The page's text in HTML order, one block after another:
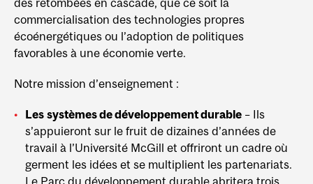
des retombées en cascade, que ce soit la
commercialisation des technologies propres
écoénergétiques ou l’adoption de politiques
favorables à une économie verte.
Notre mission d’enseignement :
Les systèmes de développement durable – Ils
s’appuieront sur le fruit de dizaines d’années de
travail à l’Université McGill et offriront un cadre où
germent les idées et se multiplient les partenariats.